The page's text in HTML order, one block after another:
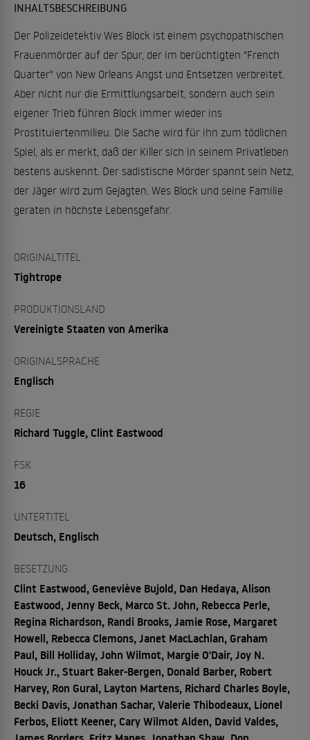
INHALTSBESCHREIBUNG
Der Polizeidetektiv Wes Block ist einem psychopathischen
Frauenmörder auf der Spur, der im berüchtigten "French
Quarter" von New Orleans Angst und Entsetzen verbreitet.
Aber nicht nur die Ermittlungsarbeit, sondern auch sein
eigener Trieb führen Block immer wieder ins
Prostituiertenmilieu. Die Sache wird für ihn zum tödlichen
Spiel, als er merkt, daß der Killer sich in seinem Privatleben
bestens auskennt. Der sadistische Mörder spannt sein Netz,
der Jäger wird zum Gejagten. Wes Block und seine Familie
geraten in höchste Lebensgefahr.
ORIGINALTITEL
Tightrope
PRODUKTIONSLAND
Vereinigte Staaten von Amerika
ORIGINALSPRACHE
Englisch
REGIE
Richard Tuggle, Clint Eastwood
FSK
16
UNTERTITEL
Deutsch, Englisch
BESETZUNG
Clint Eastwood, Geneviève Bujold, Dan Hedaya, Alison
Eastwood, Jenny Beck, Marco St. John, Rebecca Perle,
Regina Richardson, Randi Brooks, Jamie Rose, Margaret
Howell, Rebecca Clemons, Janet MacLachlan, Graham
Paul, Bill Holliday, John Wilmot, Margie O'Dair, Joy N.
Houck Jr., Stuart Baker-Bergen, Donald Barber, Robert
Harvey, Ron Gural, Layton Martens, Richard Charles Boyle,
Becki Davis, Jonathan Sachar, Valerie Thibodeaux, Lionel
Ferbos, Eliott Keener, Cary Wilmot Alden, David Valdes,